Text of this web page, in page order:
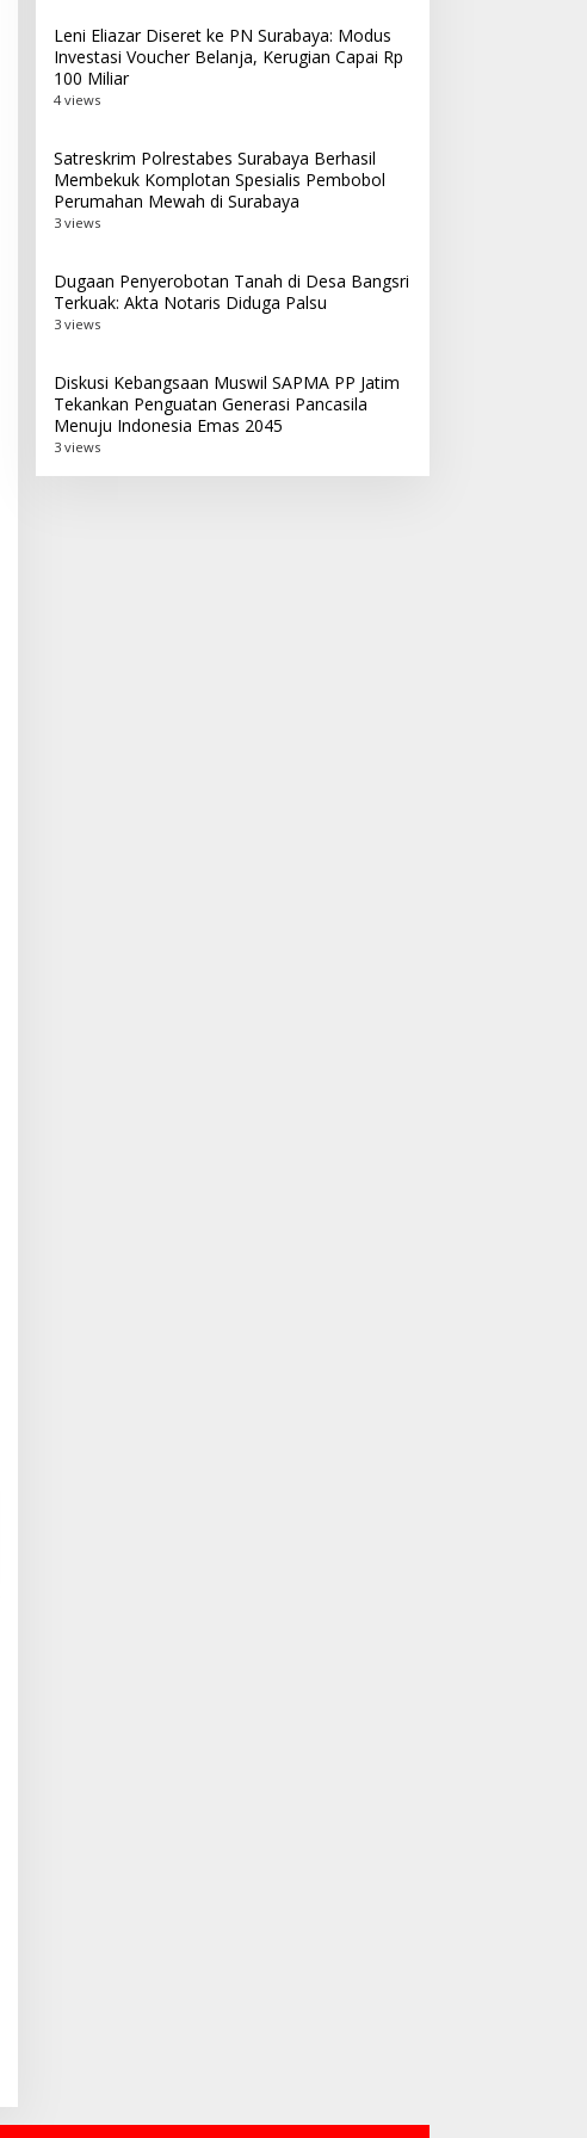
Leni Eliazar Diseret ke PN Surabaya: Modus
Investasi Voucher Belanja, Kerugian Capai Rp
100 Miliar
4 views
Satreskrim Polrestabes Surabaya Berhasil
Membekuk Komplotan Spesialis Pembobol
Perumahan Mewah di Surabaya
3 views
Dugaan Penyerobotan Tanah di Desa Bangsri
Terkuak: Akta Notaris Diduga Palsu
3 views
Diskusi Kebangsaan Muswil SAPMA PP Jatim
Tekankan Penguatan Generasi Pancasila
Menuju Indonesia Emas 2045
3 views